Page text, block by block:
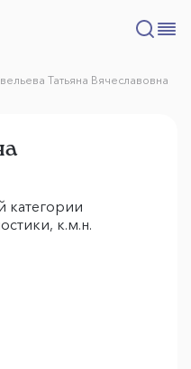
Татьяна Вячеславовна
категории
к.м.н.